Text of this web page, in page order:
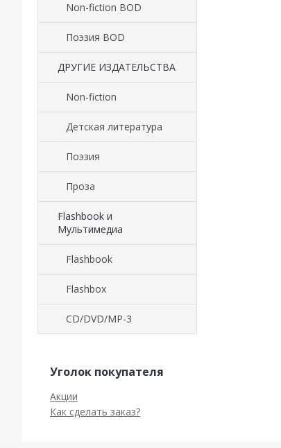
Non-fiction BOD
Поэзия BOD
ДРУГИЕ ИЗДАТЕЛЬСТВА
Non-fiction
Детская литература
Поэзия
Проза
Flashbook и
Мультимедиа
Flashbook
Flashbox
CD/DVD/MP-3
Уголок покупателя
Акции
Как сделать заказ?